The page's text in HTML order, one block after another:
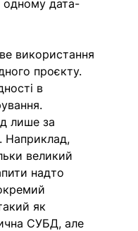
одному дата-
використання
проєкту.
в
лише за
Наприклад,
великий
надто
як
СУБД, але